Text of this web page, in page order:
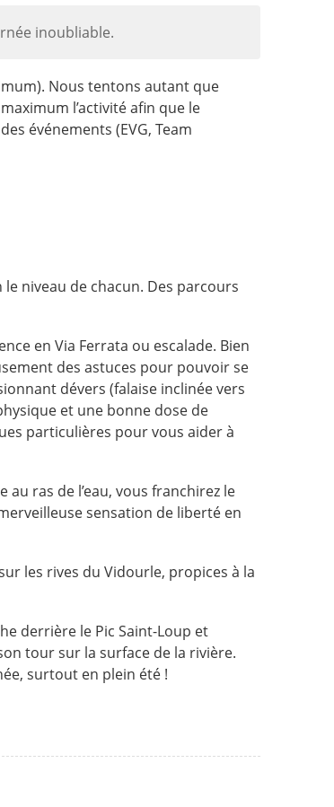
inoubliable.
Nous tentons autant que
l’activité afin que le
événements (EVG, Team
niveau de chacun. Des parcours
en Via Ferrata ou escalade. Bien
des astuces pour pouvoir se
dévers (falaise inclinée vers
et une bonne dose de
particulières pour vous aider à
ras de l’eau, vous franchirez le
sensation de liberté en
les rives du Vidourle, propices à la
derrière le Pic Saint-Loup et
tour sur la surface de la rivière.
surtout en plein été !